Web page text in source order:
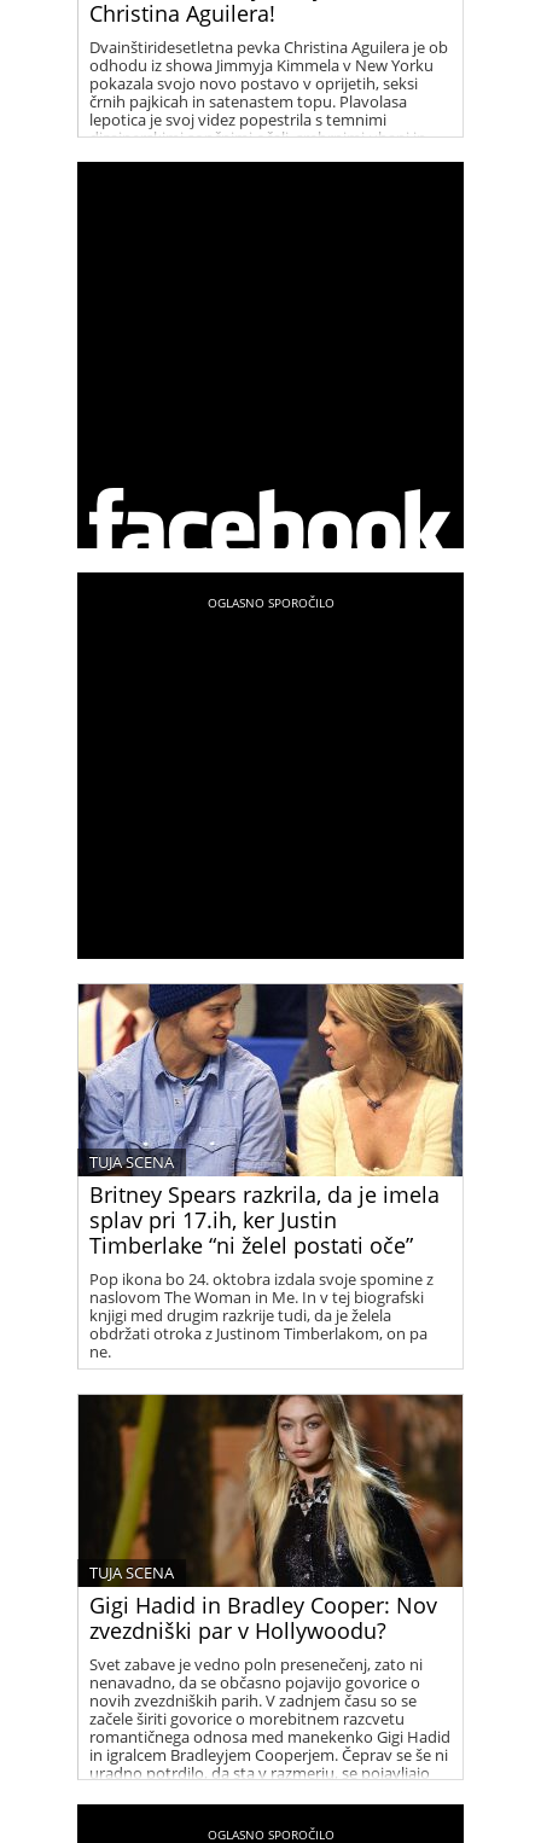
Christina Aguilera!
Dvainštiridesetletna pevka Christina Aguilera je ob
odhodu iz showa Jimmyja Kimmela v New Yorku
pokazala svojo novo postavo v oprijetih, seksi
črnih pajkicah in satenastem topu. Plavolasa
lepotica je svoj videz popestrila s temnimi
dizajnerskimi sončnimi očali, srebrnimi uhani in
Britney Spears razkrila, da je imela
splav pri 17.ih, ker Justin
Timberlake “ni želel postati oče”
TUJA SCENA
Pop ikona bo 24. oktobra izdala svoje spomine z
naslovom The Woman in Me. In v tej biografski
knjigi med drugim razkrije tudi, da je želela
obdržati otroka z Justinom Timberlakom, on pa
ne.
Gigi Hadid in Bradley Cooper: Nov
zvezdniški par v Hollywoodu?
TUJA SCENA
Svet zabave je vedno poln presenečenj, zato ni
nenavadno, da se občasno pojavijo govorice o
novih zvezdniških parih. V zadnjem času so se
začele širiti govorice o morebitnem razcvetu
romantičnega odnosa med manekenko Gigi Hadid
in igralcem Bradleyjem Cooperjem. Čeprav se še ni
uradno potrdilo, da sta v razmerju, se pojavljajo
oboževalci.